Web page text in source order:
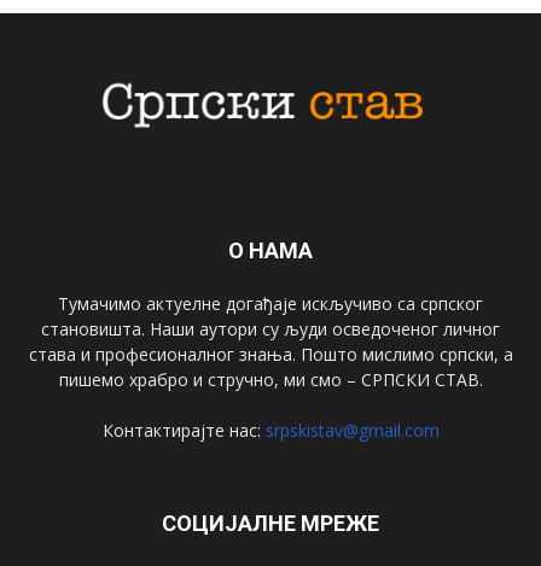
О НАМА
Тумачимо актуелне догађаје искључиво са српског
становишта. Наши аутори су људи осведоченог личног
става и професионалног знања. Пошто мислимо српски, а
пишемо храбро и стручно, ми смо – СРПСКИ СТАВ.
Контактирајте нас: srpskistav@gmail.com
СОЦИЈАЛНЕ МРЕЖЕ